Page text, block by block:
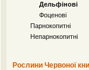
Дельфінові
Фоценові
Парнокопитні
Непарнокопитні
Рослини Червоної